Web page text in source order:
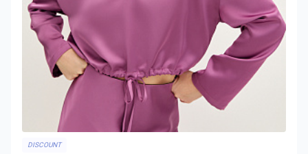
DISCOUNT